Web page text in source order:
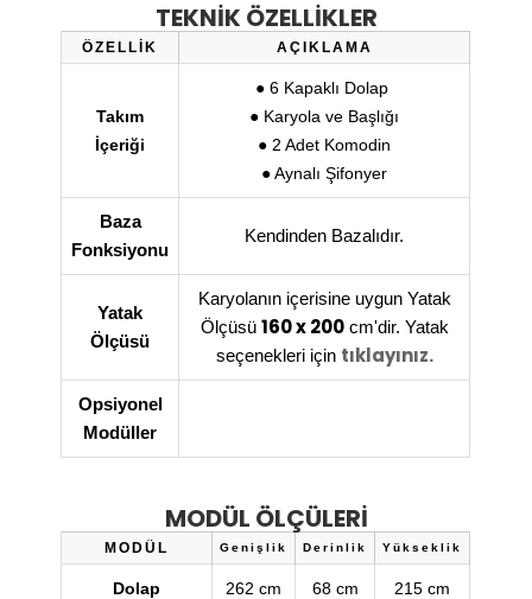
TEKNİK ÖZELLİKLER
ÖZELLİK AÇIKLAMA
Takım
İçeriği
● 6 Kapaklı Dolap
● Karyola ve Başlığı
● 2 Adet Komodin
● Aynalı Şifonyer
Baza
Fonksiyonu
Kendinden Bazalıdır.
Yatak
Ölçüsü
Karyolanın içerisine uygun Yatak
Ölçüsü 160 x 200cm'dir. Yatak
seçenekleri için tıklayınız.
Opsiyonel
Modüller
MODÜL ÖLÇÜLERİ
MODÜL Genişlik Derinlik Yükseklik
Dolap 262 cm 68 cm 215 cm